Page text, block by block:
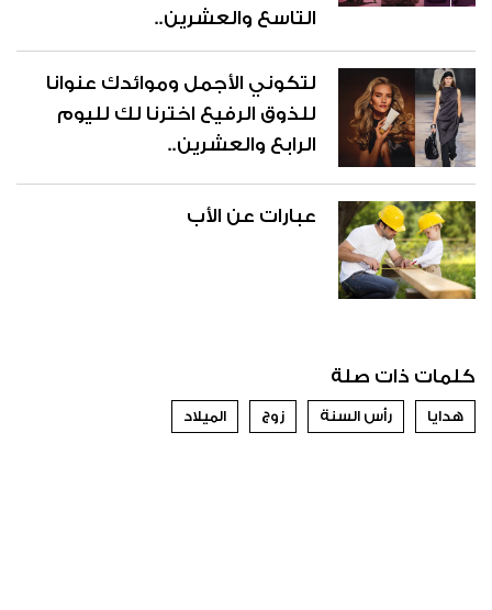
التاسع والعشرين..
لتكوني الأجمل وموائدك عنوانا
للذوق الرفيع اخترنا لك لليوم
الرابع والعشرين..
عبارات عن الأب
كلمات ذات صلة
هدايا رأس السنة زوج الميلاد